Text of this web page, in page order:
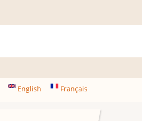
English Français